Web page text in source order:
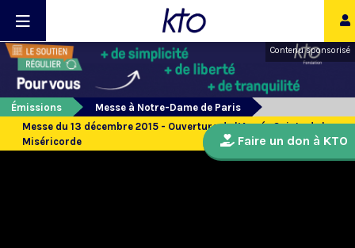
Contenu sponsorisé
Émissions
Messe à Notre-Dame de Paris
Messe du 13 décembre 2015 - Ouverture de l’Année Sainte de la
Miséricorde
Faire un don à KTO